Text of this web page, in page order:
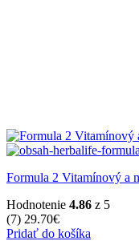
Formula 2 Vitamínový a
Hodnotenie 4.86 z 5
(7) 29.70€
Pridať do košíka